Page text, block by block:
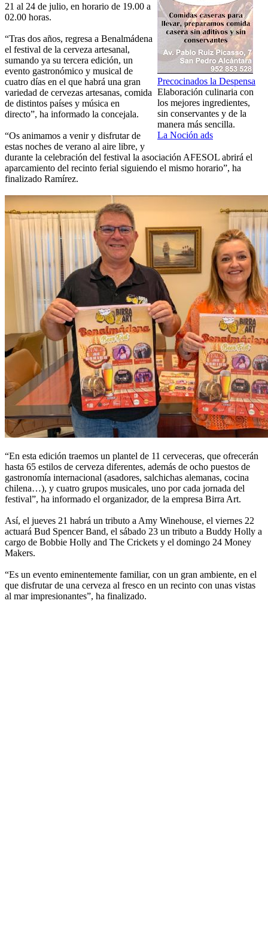
Precocinados la Despensa
Elaboración culinaria con
los mejores ingredientes,
sin conservantes y de la
manera más sencilla.
La Noción ads
21 al 24 de julio, en horario de 19.00 a
02.00 horas.
“Tras dos años, regresa a Benalmádena
el festival de la cerveza artesanal,
sumando ya su tercera edición, un
evento gastronómico y musical de
cuatro días en el que habrá una gran
variedad de cervezas artesanas, comida
de distintos países y música en
directo”, ha informado la concejala.
“Os animamos a venir y disfrutar de
estas noches de verano al aire libre, y
durante la celebración del festival la asociación AFESOL abrirá el
aparcamiento del recinto ferial siguiendo el mismo horario”, ha
finalizado Ramírez.
“En esta edición traemos un plantel de 11 cerveceras, que ofrecerán
hasta 65 estilos de cerveza diferentes, además de ocho puestos de
gastronomía internacional (asadores, salchichas alemanas, cocina
chilena…), y cuatro grupos musicales, uno por cada jornada del
festival”, ha informado el organizador, de la empresa Birra Art.
Así, el jueves 21 habrá un tributo a Amy Winehouse, el viernes 22
actuará Bud Spencer Band, el sábado 23 un tributo a Buddy Holly a
cargo de Bobbie Holly and The Crickets y el domingo 24 Money
Makers.
“Es un evento eminentemente familiar, con un gran ambiente, en el
que disfrutar de una cerveza al fresco en un recinto con unas vistas
al mar impresionantes”, ha finalizado.